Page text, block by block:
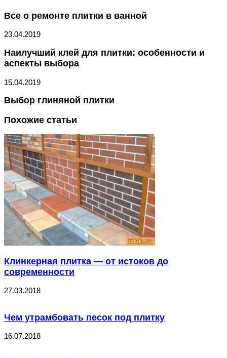
Все о ремонте плитки в ванной
23.04.2019
Наилучший клей для плитки: особенности и
аспекты выбора
15.04.2019
Выбор глиняной плитки
Похожие статьи
Клинкерная плитка — от истоков до
современности
27.03.2018
Чем утрамбовать песок под плитку
16.07.2018